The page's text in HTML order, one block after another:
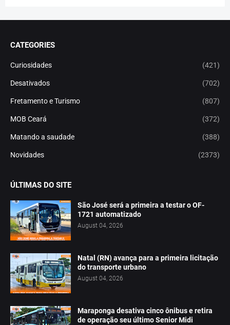
CATEGORIES
Curiosidades (421)
Desativados (702)
Fretamento e Turismo (807)
MOB Ceará (372)
Matando a saudade (388)
Novidades (2373)
ÚLTIMAS DO SITE
São José será a primeira a testar o OF-
1721 automatizado
August 04, 2026
Natal (RN) avança para a primeira licitação
do transporte urbano
August 04, 2026
Maraponga desativa cinco ônibus e retira
de operação seu último Senior Midi